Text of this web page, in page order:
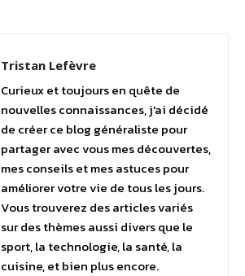
Tristan Lefèvre
Curieux et toujours en quête de
nouvelles connaissances, j'ai décidé
de créer ce blog généraliste pour
partager avec vous mes découvertes,
mes conseils et mes astuces pour
améliorer votre vie de tous les jours.
Vous trouverez des articles variés
sur des thèmes aussi divers que le
sport, la technologie, la santé, la
cuisine, et bien plus encore.